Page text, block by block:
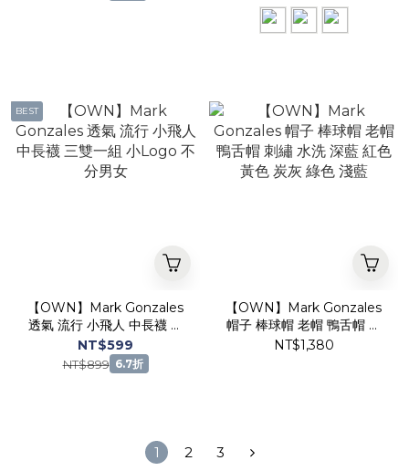
BEST
【OWN】Mark Gonzales
透氣 流行 小飛人 中長襪 三
雙一組 小Logo 不分男女
NT$599
NT$899 6.7折
【OWN】Mark Gonzales
帽子 棒球帽 老帽 鴨舌帽 刺
繡 水洗 深藍 紅色 黃色 炭灰
NT$1,380
1 2 3